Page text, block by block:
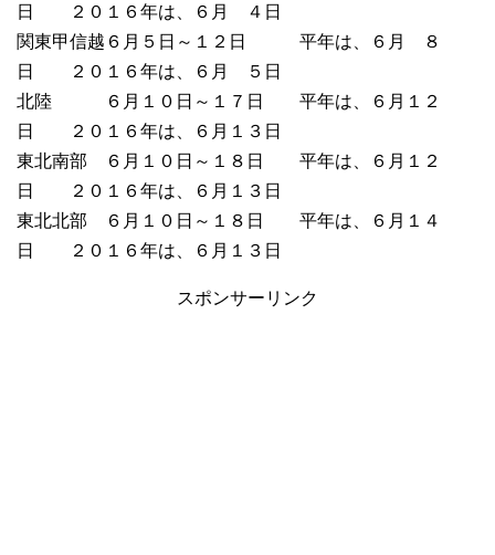
日 ２０１６年は、６月 ４日
関東甲信越６月５日～１２日 平年は、６月 ８
日 ２０１６年は、６月 ５日
北陸 ６月１０日～１７日 平年は、６月１２
日 ２０１６年は、６月１３日
東北南部 ６月１０日～１８日 平年は、６月１２
日 ２０１６年は、６月１３日
東北北部 ６月１０日～１８日 平年は、６月１４
日 ２０１６年は、６月１３日
スポンサーリンク